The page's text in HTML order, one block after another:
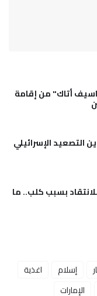
أتاك" من إقامة
التصعيد الإسرائيلي
بسبب كلب.. ما
إسلام
اغذية
الإمارات